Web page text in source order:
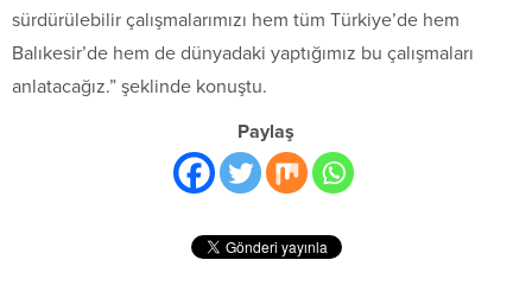
sürdürülebilir çalışmalarımızı hem tüm Türkiye’de hem
Balıkesir’de hem de dünyadaki yaptığımız bu çalışmaları
anlatacağız.” şeklinde konuştu.
Paylaş